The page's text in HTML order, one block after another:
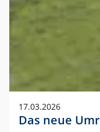
17.03.2026
Das neue